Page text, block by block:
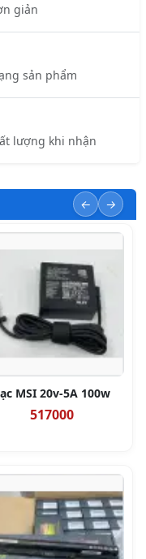
giản
sản phẩm
lượng khi nhận
MSI 20v-5A 100w
517000